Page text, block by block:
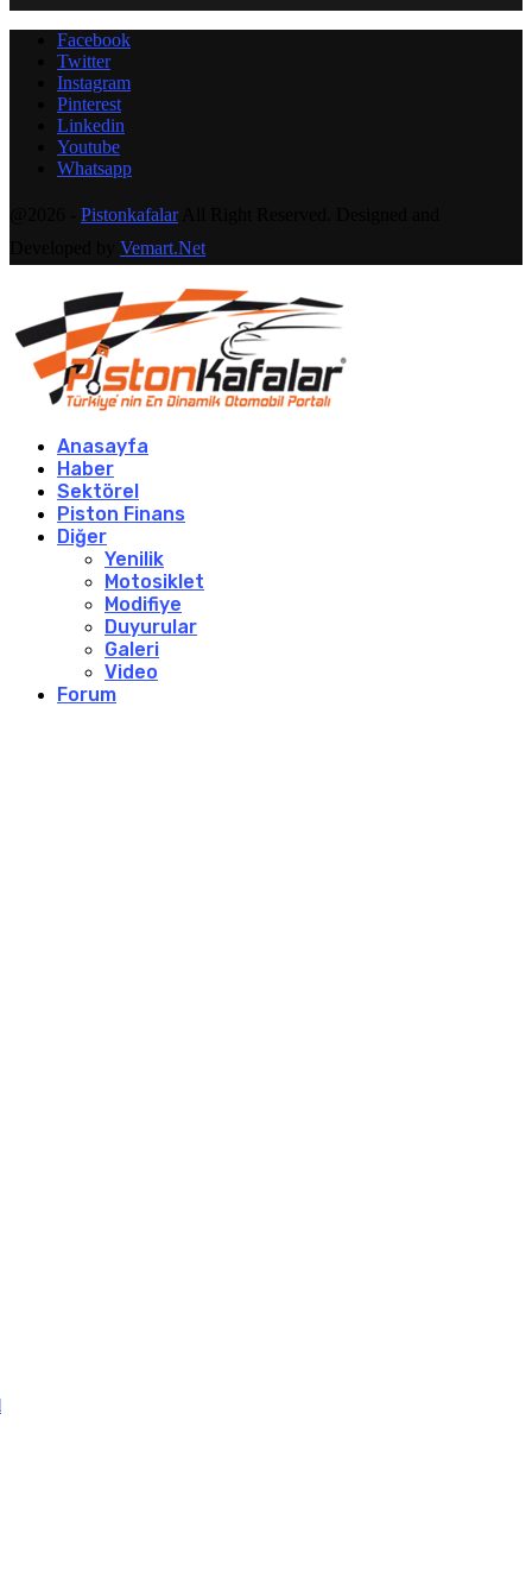
Facebook
Twitter
Instagram
Pinterest
Linkedin
Youtube
Whatsapp
PistonkafalarAll Right Reserved. Designed and
Vemart.Net
Anasayfa
Haber
Sektörel
Piston Finans
Diğer
Yenilik
Motosiklet
Modifiye
Duyurular
Galeri
Video
Forum